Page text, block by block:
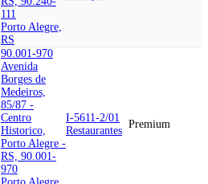
111
Porto Alegre,
RS
90.001-970
Avenida
Borges de
Medeiros,
85/87 -
Centro
Historico,
Porto Alegre -
RS, 90.001-
970
I-5611-2/01
Restaurantes
Premium